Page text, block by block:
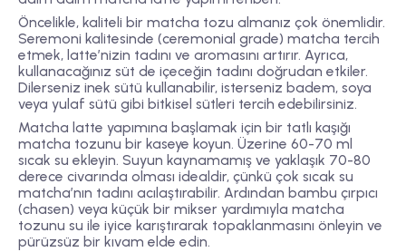
Öncelikle, kaliteli bir matcha tozu almanız çok önemlidir.
Seremoni kalitesinde (ceremonial grade) matcha tercih
etmek, latte’nizin tadını ve aromasını artırır. Ayrıca,
kullanacağınız süt de içeceğin tadını doğrudan etkiler.
Dilerseniz inek sütü kullanabilir, isterseniz badem, soya
veya yulaf sütü gibi bitkisel sütleri tercih edebilirsiniz.
Matcha latte yapımına başlamak için bir tatlı kaşığı
matcha tozunu bir kaseye koyun. Üzerine 60-70 ml
sıcak su ekleyin. Suyun kaynamamış ve yaklaşık 70-80
derece civarında olması idealdir, çünkü çok sıcak su
matcha’nın tadını acılaştırabilir. Ardından bambu çırpıcı
(chasen) veya küçük bir mikser yardımıyla matcha
tozunu su ile iyice karıştırarak topaklanmasını önleyin ve
pürüzsüz bir kıvam elde edin.